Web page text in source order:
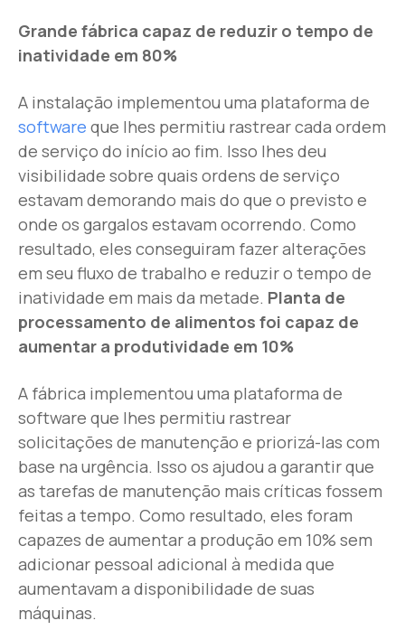
Grande fábrica capaz de reduzir o tempo de
inatividade em 80%
A instalação implementou uma plataforma de
software que lhes permitiu rastrear cada ordem
de serviço do início ao fim. Isso lhes deu
visibilidade sobre quais ordens de serviço
estavam demorando mais do que o previsto e
onde os gargalos estavam ocorrendo. Como
resultado, eles conseguiram fazer alterações
em seu fluxo de trabalho e reduzir o tempo de
inatividade em mais da metade. Planta de
processamento de alimentos foi capaz de
aumentar a produtividade em 10%
A fábrica implementou uma plataforma de
software que lhes permitiu rastrear
solicitações de manutenção e priorizá-las com
base na urgência. Isso os ajudou a garantir que
as tarefas de manutenção mais críticas fossem
feitas a tempo. Como resultado, eles foram
capazes de aumentar a produção em 10% sem
adicionar pessoal adicional à medida que
aumentavam a disponibilidade de suas
máquinas.